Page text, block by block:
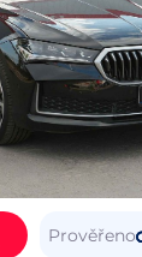
Prověřeno